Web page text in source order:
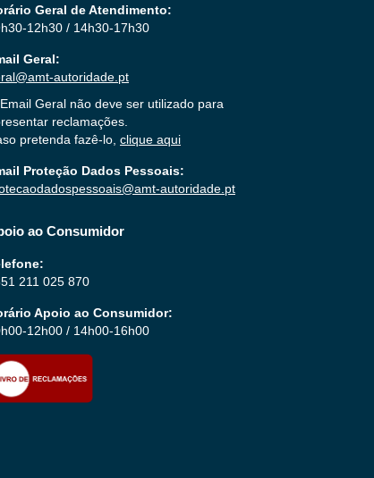
Geral de Atendimento:
12h30 / 14h30-17h30
Geral:
autoridade.pt
Geral não deve ser utilizado para
reclamações.
pretenda fazê-lo, clique aqui
Proteção Dados Pessoais:
autoridade.pt
ao Consumidor
211 025 870
Apoio ao Consumidor:
12h00 / 14h00-16h00